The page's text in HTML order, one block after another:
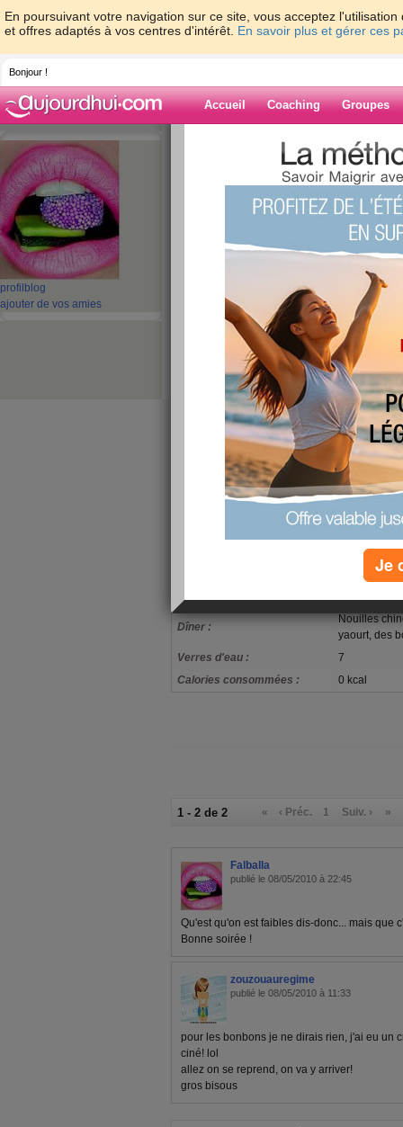
En poursuivant votre navigation sur ce site, vous acceptez
et offres adaptés à vos centres d'intérêt. En savoir plus et gérer ces
Bonjour !
Accueil Coaching Groupes
profil blog
ajouter de vos amies
> > Suite
Blog de Falballa
Suite
Je continue mon petit bonhomme de chemin,
relation avec la bouffe... mon ami - ennemi !
grosse alors il y a un choix à faire.
Poulet au
Orange en
Dîner :
Nouilles
yaourt, des
Verres d'eau :
7
Calories consommées :
0 kcal
1 - 2 de 2 « ‹ Préc. 1 Suiv. › »
Falballa
publié le 08/05/2010 à 22:45
Qu'est qu'on est faibles dis-donc... mais que
Bonne soirée !
zouzouauregime
publié le 08/05/2010 à 11:33
pour les bonbons je ne dirais rien, j'ai eu un
ciné! lol
allez on se reprend, on va y arriver!
gros bisous
Je